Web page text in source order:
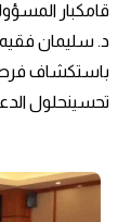
قامكبار
د. سليمان
باستكشاف
تحسينحلول